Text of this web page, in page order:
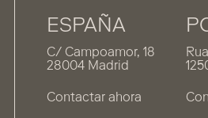
ESPAÑA
C/ Campoamor, 18
28004 Madrid
Contactar ahora